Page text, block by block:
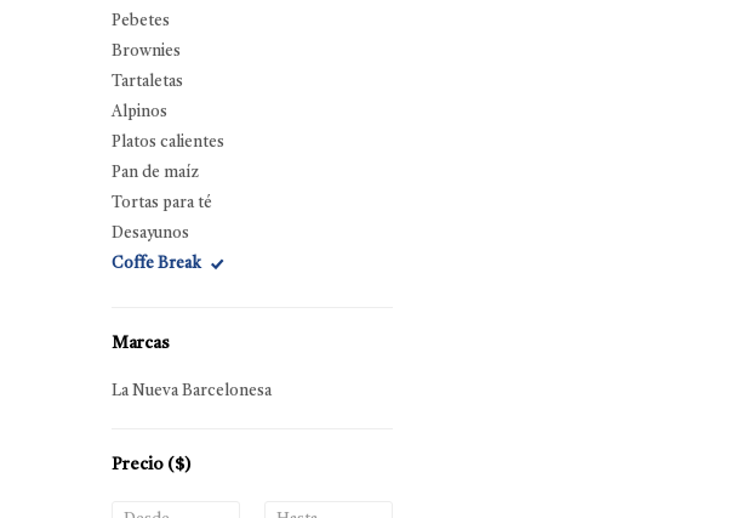
Pebetes
Brownies
Tartaletas
Alpinos
Platos calientes
Pan de maíz
Tortas para té
Desayunos
Coffe Break
Marcas
La Nueva Barcelonesa
Precio ($)